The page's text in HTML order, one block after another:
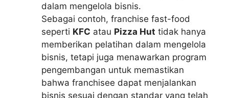
dalam mengelola bisnis.
Sebagai contoh, franchise fast-food
seperti KFC atau Pizza Hut tidak hanya
memberikan pelatihan dalam mengelola
bisnis, tetapi juga menawarkan program
pengembangan untuk memastikan
bahwa franchisee dapat menjalankan
bisnis sesuai dengan standar yang telah